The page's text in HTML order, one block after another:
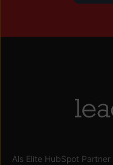
Als Elite HubSpot